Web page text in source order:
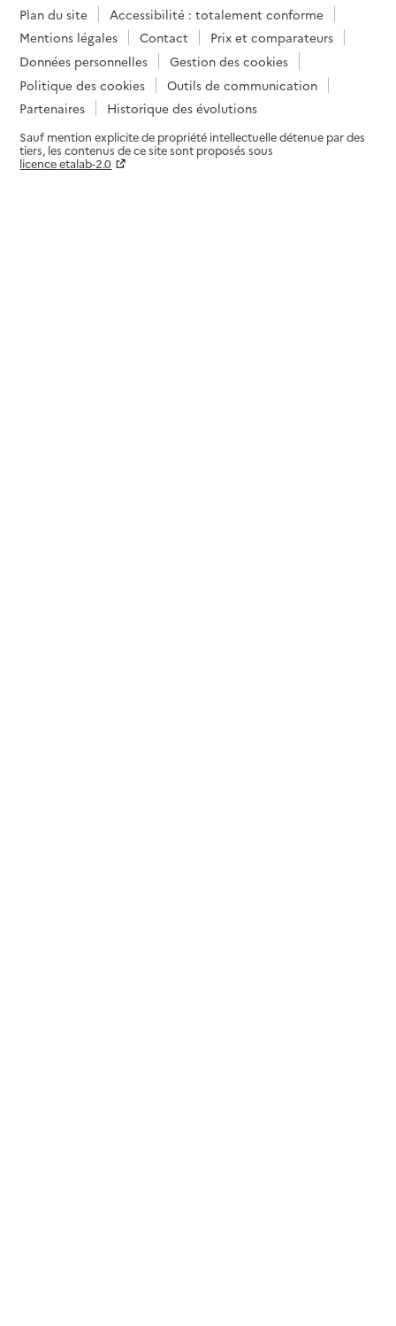
Plan du site
Accessibilité : totalement conforme
Mentions légales
Contact
Prix et comparateurs
Données personnelles
Gestion des cookies
Politique des cookies
Outils de communication
Partenaires
Historique des évolutions
Sauf mention explicite de propriété intellectuelle détenue par des
tiers, les contenus de ce site sont proposés sous
licence etalab-2.0